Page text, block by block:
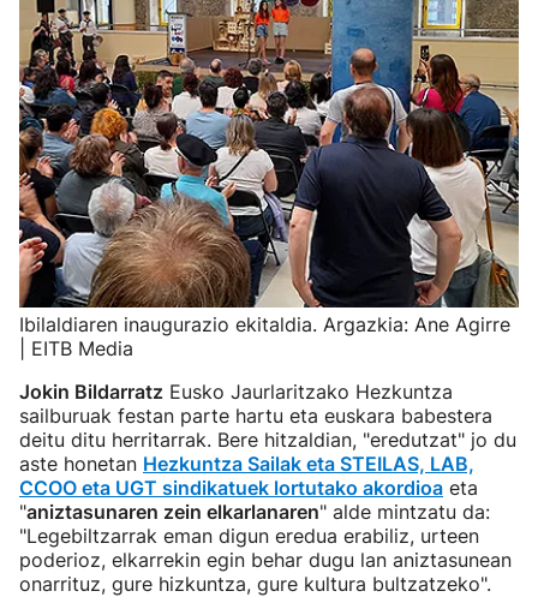
Ibilaldiaren inaugurazio ekitaldia. Argazkia: Ane Agirre
| EITB Media
Jokin Bildarratz Eusko Jaurlaritzako Hezkuntza
sailburuak festan parte hartu eta euskara babestera
deitu ditu herritarrak. Bere hitzaldian, "eredutzat" jo du
aste honetan Hezkuntza Sailak eta STEILAS, LAB,
CCOO eta UGT sindikatuek lortutako akordioa eta
"aniztasunaren zein elkarlanaren" alde mintzatu da:
"Legebiltzarrak eman digun eredua erabiliz, urteen
poderioz, elkarrekin egin behar dugu lan aniztasunean
onarrituz, gure hizkuntza, gure kultura bultzatzeko".